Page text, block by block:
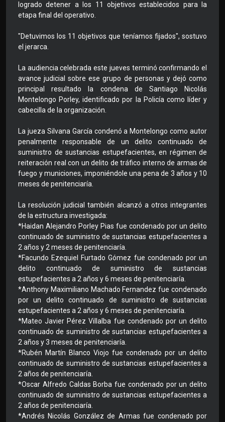
logrado detener a los 11 objetivos establecidos para la
etapa final del operativo.
"Detuvimos los 11 objetivos que teníamos fijados", sostuvo
el jerarca.
La audiencia celebrada este jueves terminó confirmando el
avance judicial sobre ese grupo de personas y dejó como
principal resultado la condena de Santiago Nicolás
Montelongo Porley, identificado por la Policía como líder y
cabecilla de la organización.
La jueza Silvana García condenó a Montelongo como autor
penalmente responsable de un delito continuado de
suministro de sustancias estupefacientes, en régimen de
reiteración real con un delito de tráfico interno de armas de
fuego y municiones, imponiéndole una pena de 3 años y 10
meses de penitenciaría.
La resolución judicial también alcanzó a otros integrantes
de la estructura investigada:
*Haidan Alejandro Porley Pias fue condenado por un delito
continuado de suministro de sustancias estupefacientes a
2 años y 2 meses de penitenciaría.
*Facundo Ezequiel Furtado Gómez fue condenado por un
delito continuado de suministro de sustancias
estupefacientes a 2 años y 6 meses de penitenciaría.
*Anthony Maximiliano Machado Fernandez fue condenado
por un delito continuado de suministro de sustancias
estupefacientes a 2 años y 6 meses de penitenciaría.
*Mateo Javier Pérez Villalba fue condenado por un delito
continuado de suministro de sustancias estupefacientes a
2 años y 3 meses de penitenciaría.
*Rubén Martín Blanco Viojo fue condenado por un delito
continuado de suministro de sustancias estupefacientes a
2 años de penitenciaría.
*Oscar Alfredo Caldas Borba fue condenado por un delito
continuado de suministro de sustancias estupefacientes a
2 años de penitenciaría.
*Andrés Nicolás González de Armas fue condenado por